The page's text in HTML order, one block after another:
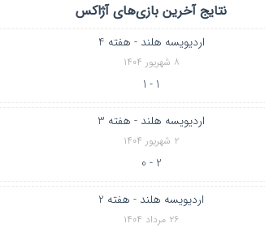
نتایج آخرین بازی‌های آژاکس
اردیویسه هلند - هفته 4
۸ شهریور ۱۴۰۴
1 - 1
اردیویسه هلند - هفته 3
۲ شهریور ۱۴۰۴
2 - 0
اردیویسه هلند - هفته 2
۲۶ مرداد ۱۴۰۴